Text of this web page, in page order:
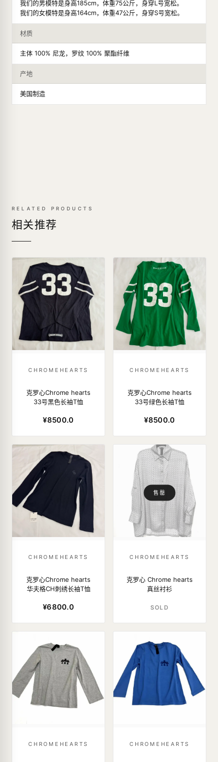
我们的男模特是身高185cm，体重75公斤，身穿L号宽松。
我们的女模特是身高164cm，体重47公斤，身穿S号宽松。
材质
主体 100% 尼龙，罗纹 100% 聚酯纤维
产地
美国制造
RELATED PRODUCTS
相关推荐
CHROMEHEARTS
克罗心Chrome hearts
33号黑色长袖T恤
¥8500.0
CHROMEHEARTS
克罗心Chrome hearts
33号绿色长袖T恤
¥8500.0
CHROMEHEARTS
克罗心Chrome hearts
华夫格CH刺绣长袖T恤
¥6800.0
售罄
CHROMEHEARTS
克罗心 Chrome hearts
真丝衬衫
SOLD
CHROMEHEARTS CHROMEHEARTS